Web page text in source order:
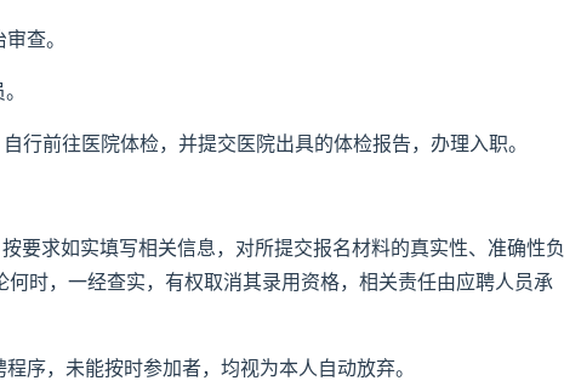
查。
行前往医院体检，并提交医院出具的体检报告，办理入职。
要求如实填写相关信息，对所提交报名材料的真实性、准确性负
时，一经查实，有权取消其录用资格，相关责任由应聘人员承
序，未能按时参加者，均视为本人自动放弃。